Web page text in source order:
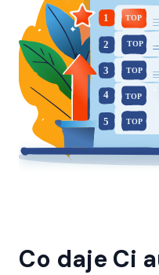
Co daje Ci